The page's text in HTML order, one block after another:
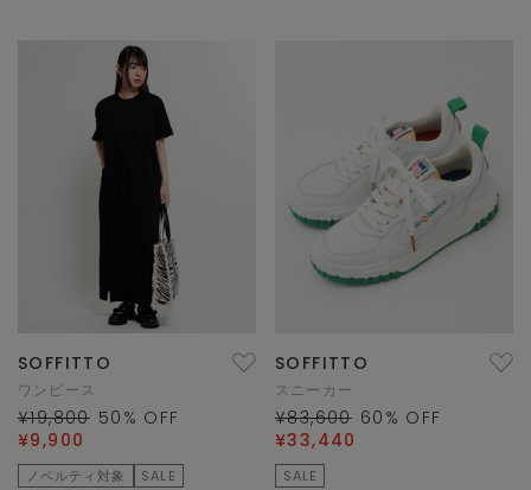
SOFFITTO
ワンピース
¥19,800 50 % OFF
¥9,900
ノベルティ対象
SALE
SOFFITTO
スニーカー
¥83,600 60 % OFF
¥33,440
SALE